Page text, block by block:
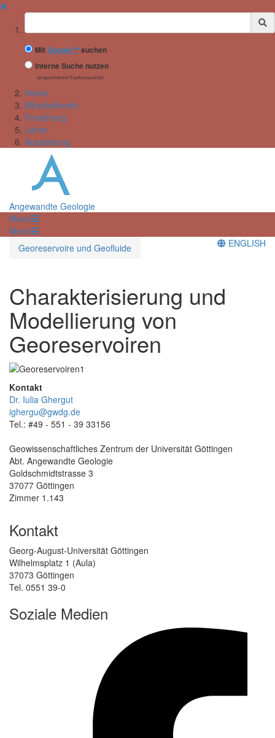
✖
Suchbegriff
MitGoogle™ suchen
Interne Suche nutzen
(eingeschränkte Ergebnisqualität)
Home
Mitarbeitende
Forschung
Lehre
Ausstattung
Angewandte Geologie
Menü
Menü
Georeservoire und Geofluide
ENGLISH
Charakterisierung und
Modellierung von
Georeservoiren
Kontakt
Dr. Iulia Ghergut
ighergu@gwdg.de
Tel.: #49 - 551 - 39 33156
Geowissenschaftliches Zentrum der Universität Göttingen
Abt. Angewandte Geologie
Goldschmidtstrasse 3
37077 Göttingen
Zimmer 1.143
Kontakt
Georg-August-Universität Göttingen
Wilhelmsplatz 1 (Aula)
37073 Göttingen
Tel. 0551 39-0
Soziale Medien